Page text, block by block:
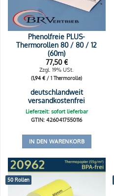
Phenolfreie PLUS-
Thermorollen 80 / 80 / 12
(60m)
77,50€
Zzgl. 19% USt.
(1,94€ / 1 Thermorolle)
deutschlandweit
versandkostenfrei
Lieferzeit: sofort lieferbar
GTIN: 4260417550116
IN DEN WARENKORB
50 Rollen